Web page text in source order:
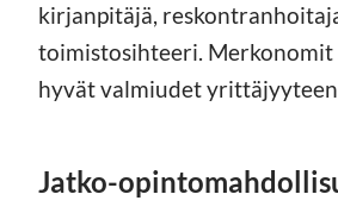
kirjanpitäjä,
toimistosihteeri. Merkonomit
hyvät valmiudet
Jatko-